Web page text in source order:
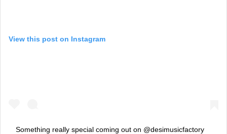
View this post on Instagram
Something really special coming out on @desimusicfactory